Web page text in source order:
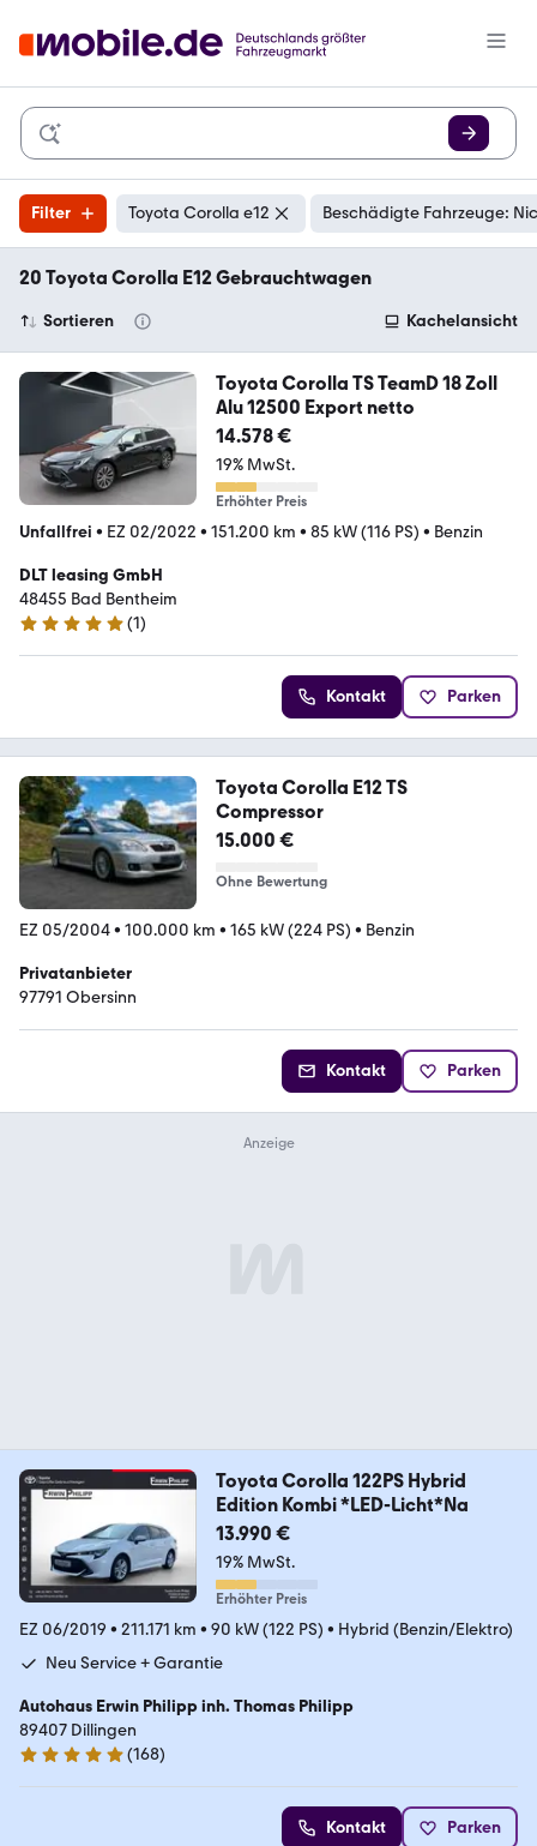
Filter Toyota Corolla e12 Beschädigte Fahrzeuge:
20 Toyota Corolla E12 Gebrauchtwagen
Sortieren Kachelansicht
Toyota Corolla TS TeamD 18 Zoll
Alu 12500 Export netto
14.578 €
19% MwSt.
Erhöhter Preis
Unfallfrei • EZ 02/2022 • 151.200 km • 85 kW (116 PS) • Benzin
DLT leasing GmbH
48455 Bad Bentheim
5 Sterne
(1)
Kontakt Parken
Toyota Corolla E12 TS
Compressor
15.000 €
Ohne Bewertung
EZ 05/2004• 100.000 km • 165 kW (224 PS) • Benzin
Privatanbieter
97791 Obersinn
Kontakt Parken
Toyota Corolla 122PS Hybrid
Edition Kombi *LED-Licht*Na
13.990 €
19% MwSt.
Erhöhter Preis
EZ 06/2019 • 211.171 km • 90 kW (122 PS) • Hybrid (Benzin/Elektro)
Neu Service + Garantie
Autohaus Erwin Philipp inh. Thomas Philipp
89407 Dillingen
5 Sterne
(168)
Kontakt Parken